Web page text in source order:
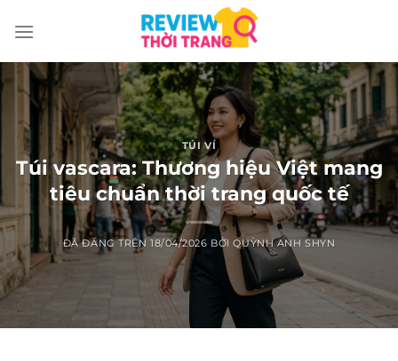
đến
dung
TÚI VÍ
Túi vascara: Thương hiệu Việt mang
tiêu chuẩn thời trang quốc tế
ĐÃ ĐĂNG TRÊN 18/04/2026 BỞIQUỲNH ANH SHYN